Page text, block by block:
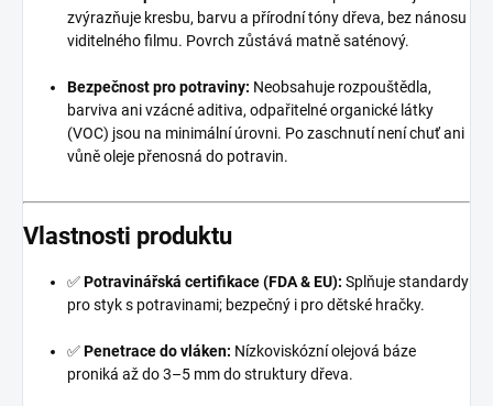
zvýrazňuje kresbu, barvu a přírodní tóny dřeva, bez nánosu
viditelného filmu. Povrch zůstává matně saténový.
Bezpečnost pro potraviny: Neobsahuje rozpouštědla,
barviva ani vzácné aditiva, odpařitelné organické látky
(VOC) jsou na minimální úrovni. Po zaschnutí není chuť ani
vůně oleje přenosná do potravin.
Vlastnosti produktu
✅Potravinářská certifikace (FDA & EU): Splňuje standardy
pro styk s potravinami; bezpečný i pro dětské hračky.
✅Penetrace do vláken: Nízkoviskózní olejová báze
proniká až do 3–5 mm do struktury dřeva.